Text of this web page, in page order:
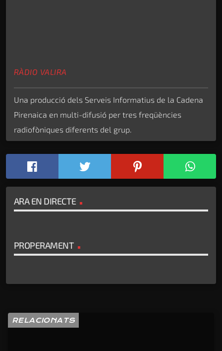
RÀDIO VALIRA
Una producció dels Serveis Informatius de la Cadena
Pirenaica en multi-difusió per tres freqüències
radiofòniques diferents del grup.
ARA EN DIRECTE
PROPERAMENT
RELACIONATS